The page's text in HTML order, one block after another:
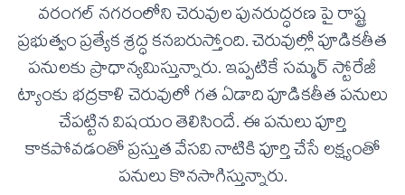
వరంగల్ నగరంలోని చెరువుల పునరుద్ధరణ పై రాష్ట్ర
ప్రభుత్వం ప్రత్యేక శ్రద్ధ కనబరుస్తోంది. చెరువుల్లో పూడికతీత
పనులకు ప్రాధాన్యమిస్తున్నారు. ఇప్పటికే సమ్మర్ స్టోరేజీ
ట్యాంకు భద్రకాళి చెరువులో గత ఏడాది పూడికతీత పనులు
చేపట్టిన విషయం తెలిసిందే. ఈ పనులు పూర్తి
కాకపోవడంతో ప్రస్తుత వేసవి నాటికి పూర్తి చేసే లక్ష్యంతో
పనులు కొనసాగిస్తున్నారు.